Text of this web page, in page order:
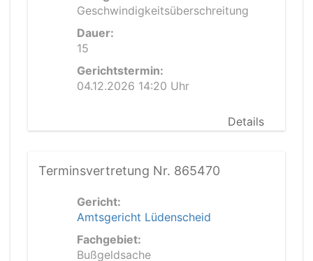
Geschwindigkeitsüberschreitung
Dauer:
15
Gerichtstermin:
04.12.2026 14:20 Uhr
Details
Terminsvertretung Nr. 865470
Gericht:
Amtsgericht Lüdenscheid
Fachgebiet:
Bußgeldsache